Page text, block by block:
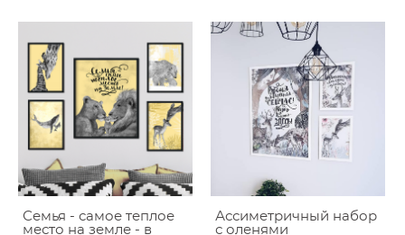
Семья - самое теплое
место на земле - в
Ассиметричный набор
с оленями